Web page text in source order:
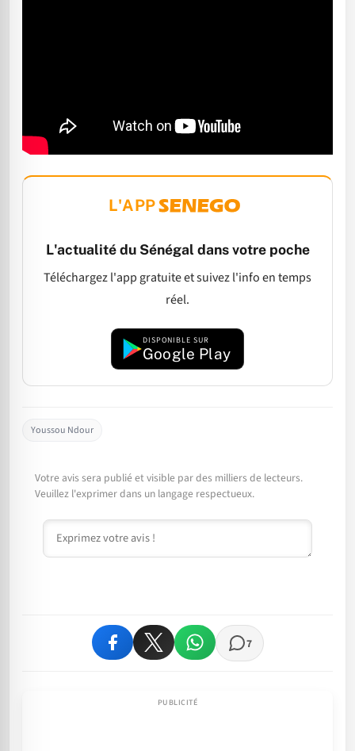
L'APP
L'actualité du Sénégal dans votre poche
Téléchargez l'app gratuite et suivez l'info en temps
réel.
DISPONIBLE SUR
Google Play
Youssou Ndour
Votre avis sera publié et visible par des milliers de lecteurs.
Veuillez l'exprimer dans un langage respectueux.
Commentaire
7